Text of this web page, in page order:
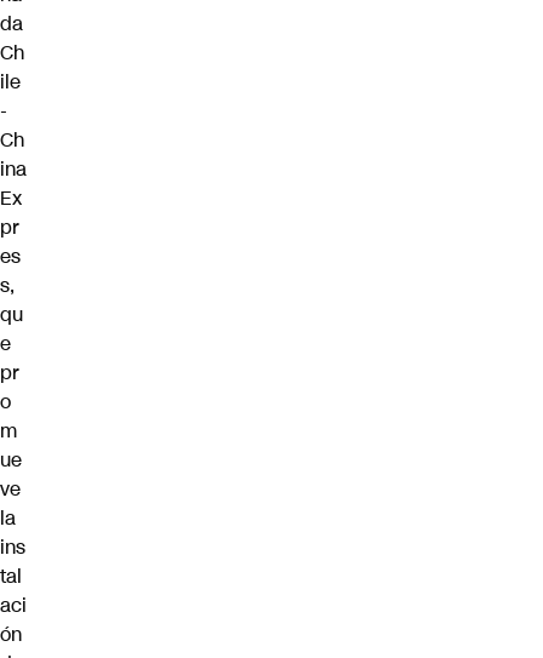
da
Ch
ile
-
Ch
ina
Ex
pr
es
s,
qu
e
pr
o
m
ue
ve
la
ins
tal
aci
ón